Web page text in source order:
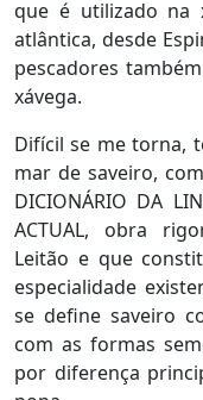
que é utilizado na
atlântica, desde
pescadores
xávega.
Difícil se me torna,
mar de saveiro,
DICIONÁRIO DA
ACTUAL, obra
Leitão e que
especialidade
se define saveiro
com as formas
por diferença